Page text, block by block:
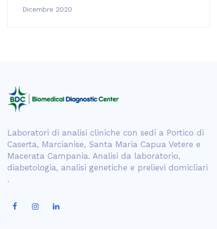
Dicembre 2020
Laboratori di analisi cliniche con sedi a Portico di
Caserta, Marcianise, Santa Maria Capua Vetere e
Macerata Campania. Analisi da laboratorio,
diabetologia, analisi genetiche e prelievi domicliari
.